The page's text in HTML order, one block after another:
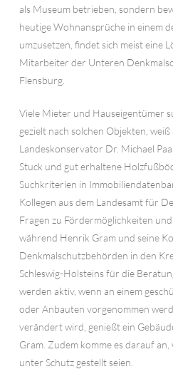
als Museum betrieben, sondern
heutige Wohnansprüche in einem
umzusetzen, findet sich meist eine
Mitarbeiter der Unteren
Flensburg.
Viele Mieter und Hauseigentümer
gezielt nach solchen Objekten,
Landeskonservator Dr. Michael
Stuck und gut erhaltene
Suchkriterien in
Kollegen aus dem Landesamt für
Fragen zu Fördermöglichkeiten
während Henrik Gram und seine
Denkmalschutzbehörden in den
Schleswig-Holsteins für die
werden aktiv, wenn an einem
oder Anbauten vorgenommen
verändert wird, genießt ein
Gram. Zudem komme es darauf an,
unter Schutz gestellt seien.